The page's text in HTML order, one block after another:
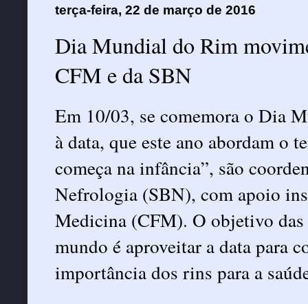
terça-feira, 22 de março de 2016
Dia Mundial do Rim
CFM e da SBN
Em 10/03, se comemora o Dia
à data, que este ano abordam o
começa na infância”, são
Nefrologia (SBN), com apoio
Medicina (CFM). O objetivo
mundo é aproveitar a data para
importância dos rins para a